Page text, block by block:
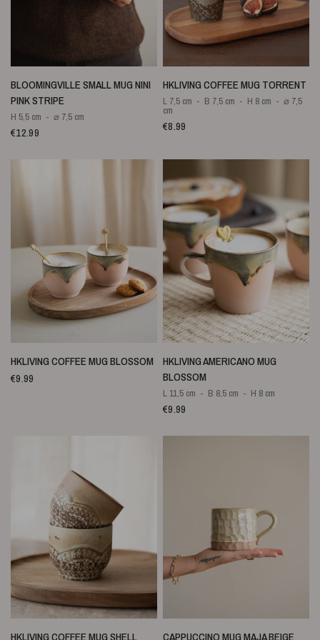
SNELLE WEERGAVE
BLOOMINGVILLE SMALL MUG NINI
PINK STRIPE
H 5,5 cm ⌀ 7,5 cm
€12.99
SNELLE WEERGAVE
HKLIVING COFFEE MUG TORRENT
L 7,5 cm B 7,5 cm H 8 cm ⌀ 7,5
cm
€8.99
SNELLE WEERGAVE
HKLIVING COFFEE MUG BLOSSOM
€9.99
SNELLE WEERGAVE
HKLIVING AMERICANO MUG
BLOSSOM
L 11,5 cm B 8,5 cm H 8 cm
€9.99
SNELLE WEERGAVE
HKLIVING COFFEE MUG SHELL SNELLE WEERGAVE
CAPPUCCINO MUG MAJA BEIGE